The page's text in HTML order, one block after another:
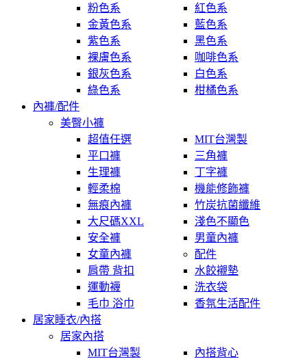
粉色系
紅色系
金黃色系
藍色系
紫色系
黑色系
裸膚色系
咖啡色系
銀灰色系
白色系
綠色系
柑橘色系
內褲/配件
美臀小褲
超值任選
MIT台灣製
平口褲
三角褲
生理褲
丁字褲
輕柔棉
機能修飾褲
無痕內褲
竹炭抗菌纖維
大尺碼XXL
淺色不顯色
安全褲
男童內褲
女童內褲
配件
肩帶 背扣
水餃襯墊
運動襪
洗衣袋
毛巾 浴巾
香氛生活配件
居家睡衣/內搭
居家內搭
MIT台灣製
內搭背心